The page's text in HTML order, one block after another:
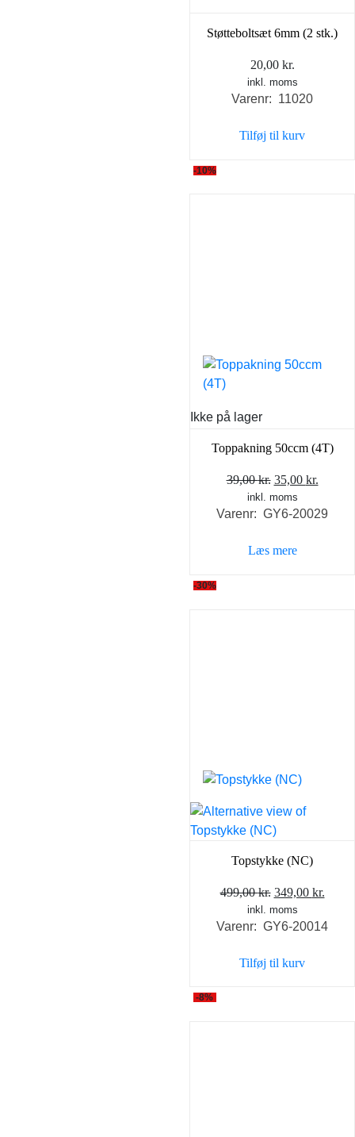
Støtteboltsæt 6mm (2 stk.)
20,00 kr.
inkl. moms
Varenr: 11020
Tilføj til kurv
-10%
Ikke på lager
Toppakning 50ccm (4T)
39,00kr. Den
oprindelige
pris
39,00 kr..
35,00 kr.
pris
inkl. moms
Varenr: GY6-20029
Læs mere
-30%
Topstykke (NC)
499,00kr. Den
oprindelige
pris
499,00 kr..
349,00 kr.
pris
inkl. moms
Varenr: GY6-20014
Tilføj til kurv
-8%